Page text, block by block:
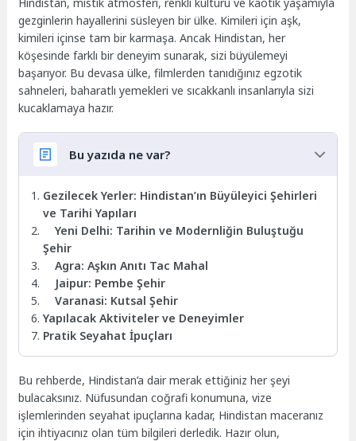
gezginlerin hayallerini süsleyen bir ülke. Kimileri için aşk,
kimileri içinse tam bir karmaşa. Ancak Hindistan, her
köşesinde farklı bir deneyim sunarak, sizi büyülemeyi
başarıyor. Bu devasa ülke, filmlerden tanıdığınız egzotik
sahneleri, baharatlı yemekleri ve sıcakkanlı insanlarıyla sizi
kucaklamaya hazır.
Bu yazıda ne var?
Gezilecek Yerler: Hindistan’ın Büyüleyici Şehirleri
ve Tarihi Yapıları
Yeni Delhi: Tarihin ve Modernliğin Buluştuğu
Şehir
Agra: Aşkın Anıtı Tac Mahal
Jaipur: Pembe Şehir
Varanasi: Kutsal Şehir
Yapılacak Aktiviteler ve Deneyimler
Pratik Seyahat İpuçları
Bu rehberde, Hindistan’a dair merak ettiğiniz her şeyi
bulacaksınız. Nüfusundan coğrafi konumuna, vize
işlemlerinden seyahat ipuçlarına kadar, Hindistan maceranız
için ihtiyacınız olan tüm bilgileri derledik. Hazır olun,